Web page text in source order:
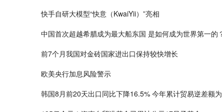
快手自研大模型“快意（KwaiYii）”亮相
中国首次超越希腊成为最大船东国 是如何成为世界第一的
前7个月我国对金砖国家进出口保持较快增长
欧美央行加息风险警示
韩国8月前20天出口同比下降16.5% 今年累计贸易逆差额